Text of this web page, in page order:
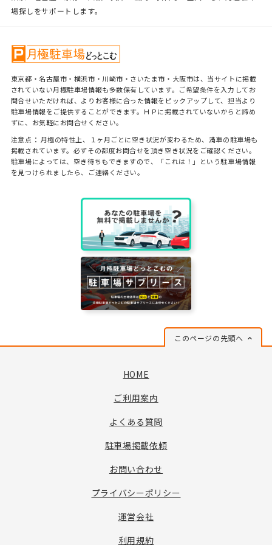
場探しをサポートします。
東京都・名古屋市・横浜市・川崎市・さいたま市・大阪市は、当サイトに掲載
されていない月極駐車場情報も多数保有しています。ご希望条件を入力してお
問合せいただければ、よりお客様に合った情報をピックアップして、担当より
駐車場情報をご提供することができます。ＨＰに掲載されていないからと諦め
ずに、お気軽にお問合せください。
注意点： 月極の特性上、１ヶ月ごとに空き状況が変わるため、満車の駐車場も
掲載されています。必ずその都度お問合せを頂き空き状況をご確認ください。
駐車場によっては、空き待ちもできますので、「これは！」という駐車場情報
を見つけられましたら、ご連絡ください。
このページの先頭へ
HOME
ご利用案内
よくある質問
駐車場掲載依頼
お問い合わせ
プライバシーポリシー
運営会社
利用規約